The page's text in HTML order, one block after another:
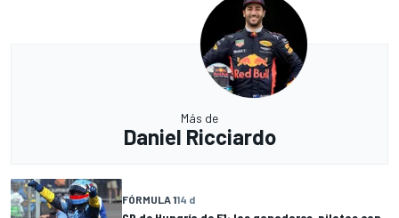
Más de
Daniel Ricciardo
FÓRMULA 114 d